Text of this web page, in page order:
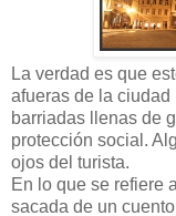
La verdad es que
afueras de la
barriadas llenas de
protección social.
ojos del turista.
En lo que se refiere
sacada de un